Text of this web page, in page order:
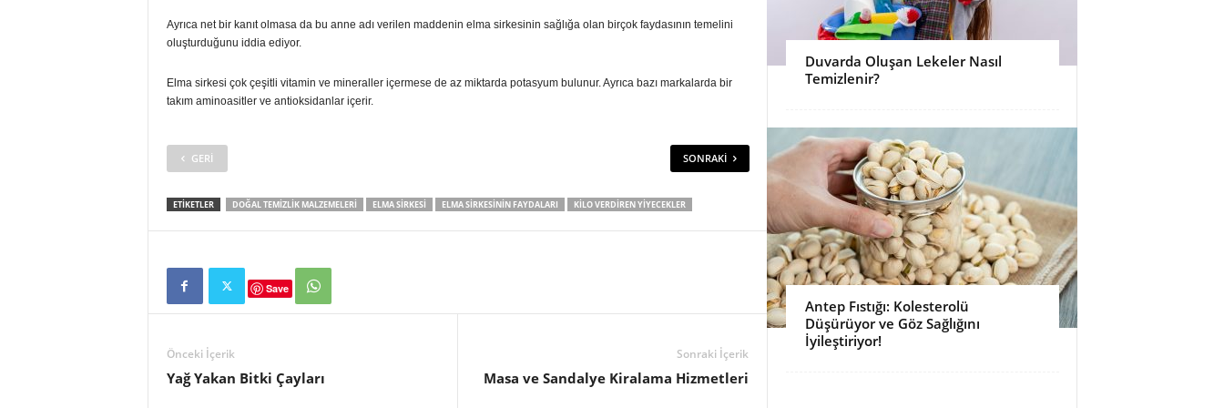
Ayrıca net bir kanıt olmasa da bu anne adı verilen maddenin elma sirkesinin sağlığa olan birçok faydasının temelini
oluşturduğunu iddia ediyor.
Elma sirkesi çok çeşitli vitamin ve mineraller içermese de az miktarda potasyum bulunur. Ayrıca bazı markalarda bir
takım aminoasitler ve antioksidanlar içerir.
GERI SONRAKI
ETIKETLER DOĞAL TEMIZLIK MALZEMELERI ELMA SIRKESI ELMA SIRKESININ FAYDALARI KILO VERDIREN YIYECEKLER
Save
Önceki İçerik
Yağ Yakan Bitki Çayları
Sonraki İçerik
Masa ve Sandalye Kiralama Hizmetleri
Duvarda Oluşan Lekeler Nasıl
Temizlenir?
Antep Fıstığı: Kolesterolü
Düşürüyor ve Göz Sağlığını
İyileştiriyor!